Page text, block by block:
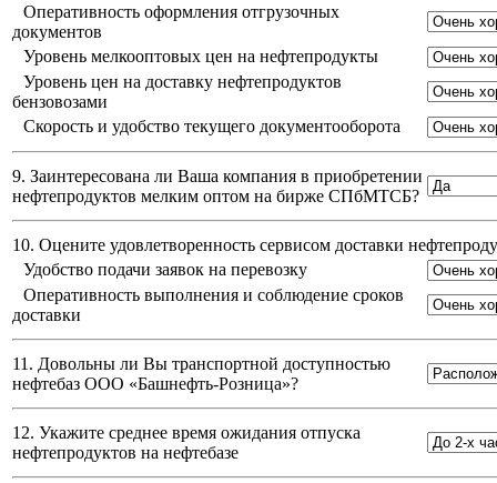
Оперативность оформления отгрузочных
документов
Уровень мелкооптовых цен на нефтепродукты
Уровень цен на доставку нефтепродуктов
бензовозами
Скорость и удобство текущего документооборота
9. Заинтересована ли Ваша компания в приобретении
нефтепродуктов мелким оптом на бирже СПбМТСБ?
10. Оцените удовлетворенность сервисом доставки
Удобство подачи заявок на перевозку
Оперативность выполнения и соблюдение сроков
доставки
11. Довольны ли Вы транспортной доступностью
нефтебаз ООО «Башнефть-Розница»?
12. Укажите среднее время ожидания отпуска
нефтепродуктов на нефтебазе